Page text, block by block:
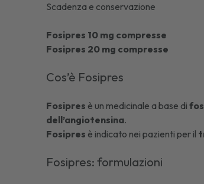
Scadenza e conservazione
Fosipres 10 mg compresse
Fosipres 20 mg compresse
Cos’è Fosipres
Fosipres è un medicinale a base di
dell’angiotensina.
Fosipres è indicato nei pazienti per il
Fosipres: formulazioni